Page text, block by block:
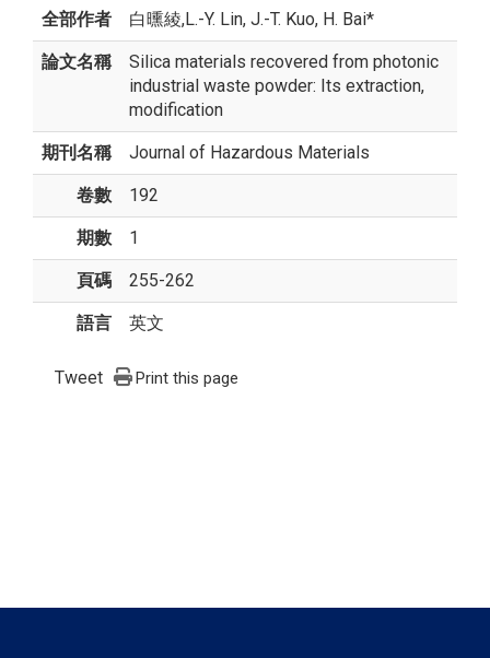
全部作者 白曛綾,L.-Y. Lin, J.-T. Kuo, H. Bai*
論文名稱
Silica materials recovered from photonic
industrial waste powder: Its extraction,
modification
期刊名稱 Journal of Hazardous Materials
卷數 192
期數 1
頁碼 255-262
語言 英文
Tweet Print this page